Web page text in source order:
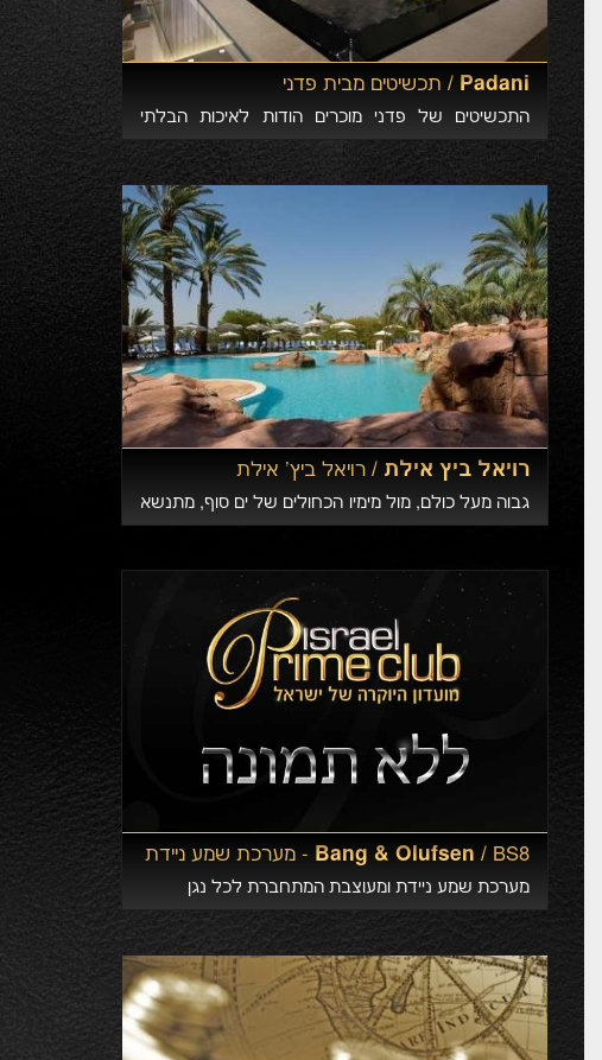
Padani / תכשיטים מבית פדני
התכשיטים של פדני מוכרים הודות לאיכות הבלתי
מתפשרת שלהם ולעיצובים המקוריים שיחדיו מקנים
להם איכות על-זמנית והופכים אותם לאפנתיים כיום
ולקלאסיים בעתיד.
רויאל ביץ אילת / רויאל ביץ' אילת
גבוה מעל כולם, מול מימיו הכחולים של ים סוף, מתנשא
מלון רויאל ביץ אילת, מלון הדגל של ישרוטל באילת.
Bang & Olufsen / BS8 - מערכת שמע ניידת
מערכת שמע ניידת ומעוצבת המתחברת לכל נגן